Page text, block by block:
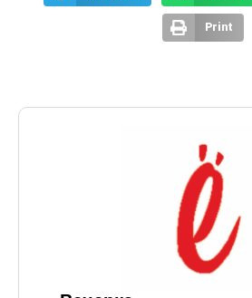
Print